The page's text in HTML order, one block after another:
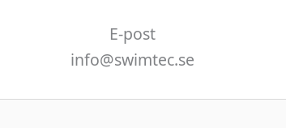
E-post
info@swimtec.se